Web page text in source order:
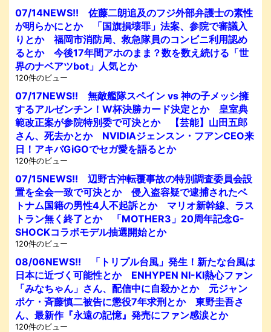
07/14NEWS!! 佐藤二朗追及のフジ外部弁護士の素性
が明らかにとか 「国旗損壊罪」法案、参院で審議入
りとか 福岡市消防局、救急隊員のコンビニ利用認め
るとか 今後17年間アホのまま？数を数え続ける「世
界のナベアツbot」人気とか
120件のビュー
07/17NEWS!! 無敵艦隊スペイン vs 神の子メッシ擁
するアルゼンチン！W杯決勝カード決定とか 皇室典
範改正案が参院特別委で可決とか 【芸能】山田五郎
さん、死去かとか NVIDIAジェンスン・フアンCEO来
日！アキバGiGOでセガ愛を語るとか
120件のビュー
07/15NEWS!! 辺野古沖転覆事故の特別調査委員会設
置を全会一致で可決とか 侵入盗容疑で逮捕されたベ
トナム国籍の男性4人不起訴とか マリオ新幹線、ラス
トラン無く終了とか 「MOTHER3」20周年記念G-
SHOCKコラボモデル抽選開始とか
120件のビュー
08/06NEWS!! 「トリプル台風」発生！新たな台風は
日本に近づく可能性とか ENHYPEN NI-KI熱心ファン
「みなちゃん」さん、配信中に自殺かとか 元ジャン
ポケ・斉藤慎二被告に懲役7年求刑とか 東野圭吾さ
ん、最新作『永遠の記憶』発売にファン感涙とか
120件のビュー